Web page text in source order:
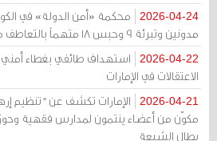
2026-04-24
مدونين وتبرئة 9 وحبس 18 متهماً بالتعاطف مع إيران
2026-04-22
استهداف طائفي بغطاء أمني
الاعتقالات في الإمارات
2026-04-21
الإمارات تكشف عن "تنظيم
مكوّن من أعضاء ينتمون لمدارس فقهية
يطال الشيعة